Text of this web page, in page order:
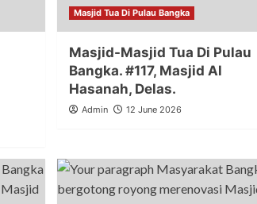
Masjid Tua Di Pulau Bangka
Masjid-Masjid Tua Di Pulau
Bangka. #117, Masjid Al
Hasanah, Delas.
Admin 12 June 2026